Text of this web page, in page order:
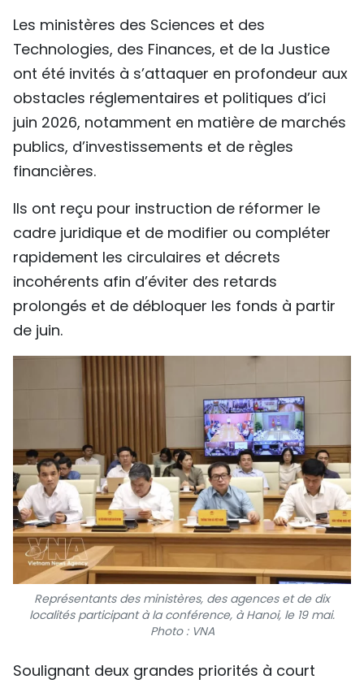
Les ministères des Sciences et des
Technologies, des Finances, et de la Justice
ont été invités à s’attaquer en profondeur aux
obstacles réglementaires et politiques d’ici
juin 2026, notamment en matière de marchés
publics, d’investissements et de règles
financières.
Ils ont reçu pour instruction de réformer le
cadre juridique et de modifier ou compléter
rapidement les circulaires et décrets
incohérents afin d’éviter des retards
prolongés et de débloquer les fonds à partir
de juin.
Représentants des ministères, des agences et de dix
localités participant à la conférence, à Hanoi, le 19 mai.
Photo : VNA
Soulignant deux grandes priorités à court